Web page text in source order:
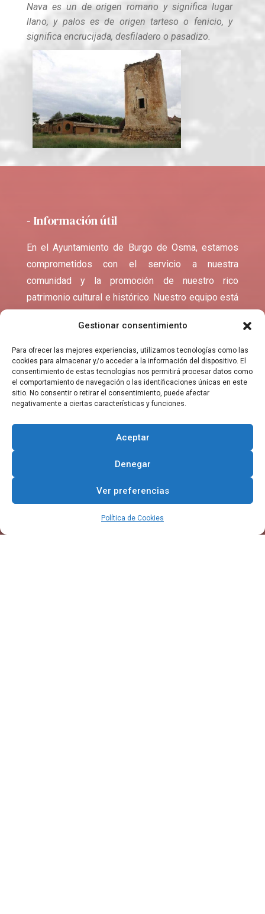
Gestionar consentimiento
Para ofrecer las mejores experiencias, utilizamos tecnologías como las
cookies para almacenar y/o acceder a la información del dispositivo. El
consentimiento de estas tecnologías nos permitirá procesar datos como
el comportamiento de navegación o las identificaciones únicas en este
sitio. No consentir o retirar el consentimiento, puede afectar
negativamente a ciertas características y funciones.
Aceptar
Denegar
Ver preferencias
Política de Cookies
Nava es un de origen romano y significa lugar
llano, y palos es de origen tarteso o fenicio, y
significa encrucijada, desfiladero o pasadizo.
- Información útil
En el Ayuntamiento de Burgo de Osma, estamos
comprometidos con el servicio a nuestra
comunidad y la promoción de nuestro rico
patrimonio cultural e histórico. Nuestro equipo está
o sugerencia que puedas tener.